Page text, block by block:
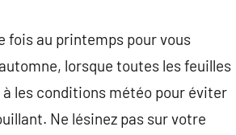
fois au printemps pour vous
lorsque toutes les feuilles
les conditions météo pour éviter
Ne lésinez pas sur votre